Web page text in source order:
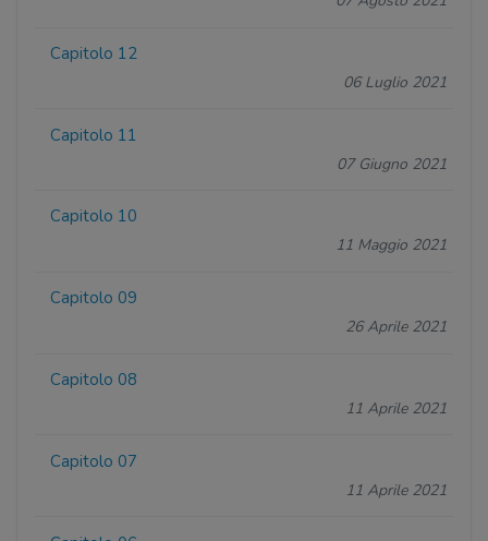
Capitolo 12
06 Luglio 2021
Capitolo 11
07 Giugno 2021
Capitolo 10
11 Maggio 2021
Capitolo 09
26 Aprile 2021
Capitolo 08
11 Aprile 2021
Capitolo 07
11 Aprile 2021